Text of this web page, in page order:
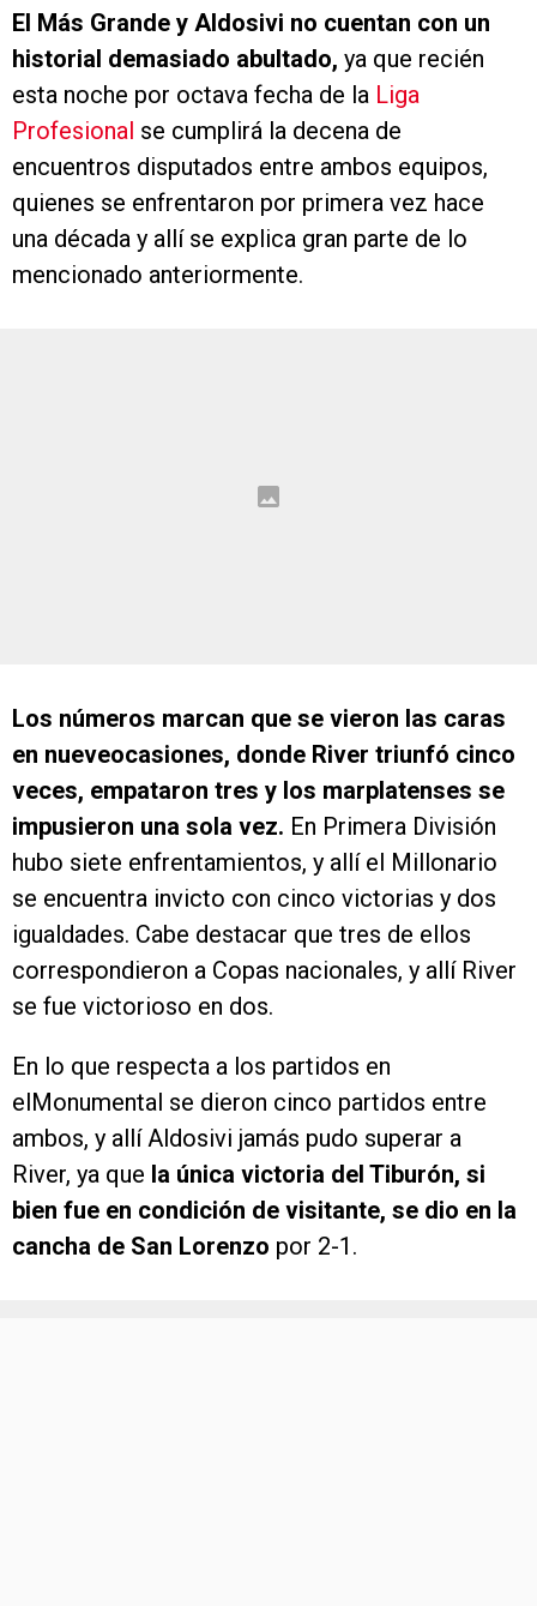
El Más Grande y Aldosivi no cuentan con un
historial demasiado abultado, ya que recién
esta noche por octava fecha de la Liga
Profesional se cumplirá la decena de
encuentros disputados entre ambos equipos,
quienes se enfrentaron por primera vez hace
una década y allí se explica gran parte de lo
mencionado anteriormente.
Los números marcan que se vieron las caras
en nueveocasiones, donde River triunfó cinco
veces, empataron tres y los marplatenses se
impusieron una sola vez. En Primera División
hubo siete enfrentamientos, y allí el Millonario
se encuentra invicto con cinco victorias y dos
igualdades. Cabe destacar que tres de ellos
correspondieron a Copas nacionales, y allí River
se fue victorioso en dos.
En lo que respecta a los partidos en
elMonumental se dieron cinco partidos entre
ambos, y allí Aldosivi jamás pudo superar a
River, ya que la única victoria del Tiburón, si
bien fue en condición de visitante, se dio en la
cancha de San Lorenzo por 2-1.